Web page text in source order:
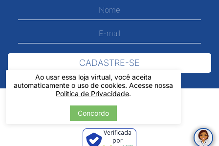
Ao usar essa loja virtual, você aceita
automaticamente o uso de cookies. Acesse nossa
Política de Privacidade.
Concordo
CADASTRE-SE
Verificada
por